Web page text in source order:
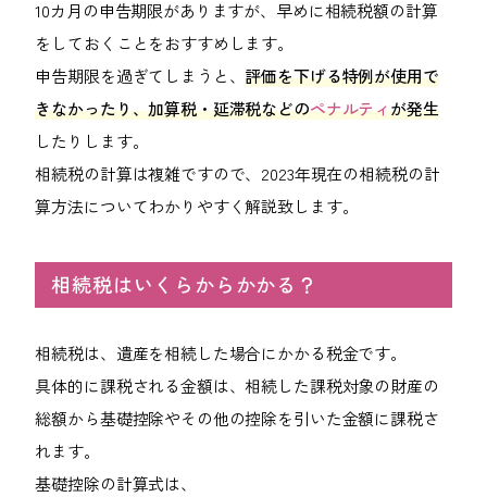
東京オフィス
大阪オフィス
RECRUIT
採用情報
受付時間：8:30-17:30 / 定休日：土・日・祝日
092-406-6736
メールでのお問い合わせ
10カ月の申告期限がありますが、早めに相続税額の計算
をしておくことをおすすめします。
申告期限を過ぎてしまうと、評価を下げる特例が使用で
きなかったり、加算税・延滞税などのペナルティが発生
したりします。
相続税の計算は複雑ですので、2023年現在の相続税の計
算方法についてわかりやすく解説致します。
相続税はいくらからかかる？
相続税は、遺産を相続した場合にかかる税金です。
具体的に課税される金額は、相続した課税対象の財産の
総額から基礎控除やその他の控除を引いた金額に課税さ
れます。
基礎控除の計算式は、